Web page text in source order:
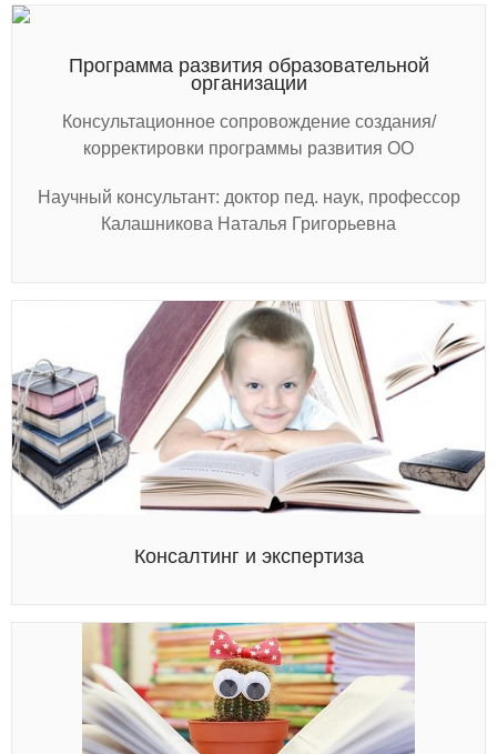
Программа развития образовательной
организации
Консультационное сопровождение создания/
корректировки программы развития ОО
Научный консультант: доктор пед. наук, профессор
Калашникова Наталья Григорьевна
Консалтинг и экспертиза